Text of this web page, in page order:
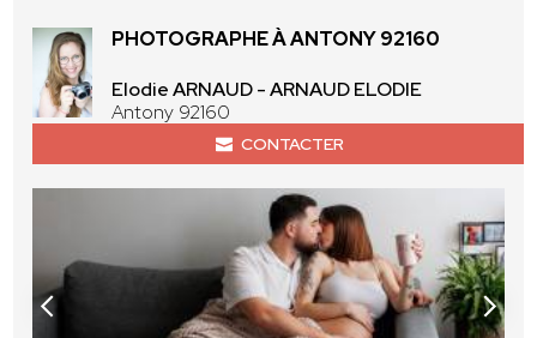
PHOTOGRAPHE À ANTONY 92160
Elodie ARNAUD - ARNAUD ELODIE
Antony 92160
CONTACTER